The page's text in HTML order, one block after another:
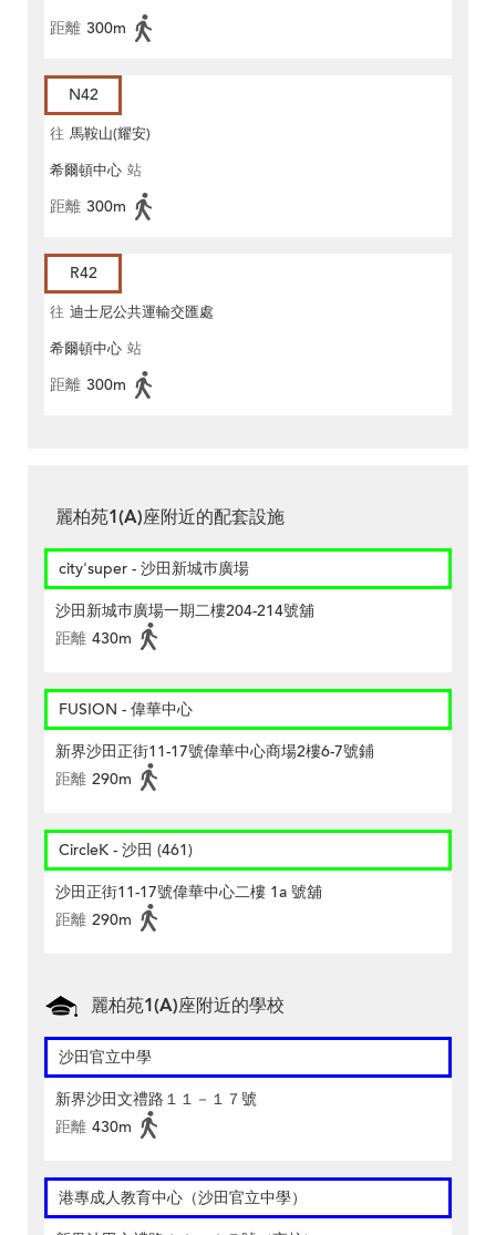
距離 300m
N42
往 馬鞍山(耀安)
希爾頓中心 站
距離 300m
R42
往 迪士尼公共運輸交匯處
希爾頓中心 站
距離 300m
麗柏苑1(A)座附近的配套設施
city'super - 沙田新城巿廣場
沙田新城巿廣場一期二樓204-214號舖
距離 430m
FUSION - 偉華中心
新界沙田正街11-17號偉華中心商場2樓6-7號鋪
距離 290m
CircleK - 沙田 (461)
沙田正街11-17號偉華中心二樓 1a 號舖
距離 290m
麗柏苑1(A)座附近的學校
沙田官立中學
新界沙田文禮路１１－１７號
距離 430m
港專成人教育中心（沙田官立中學）